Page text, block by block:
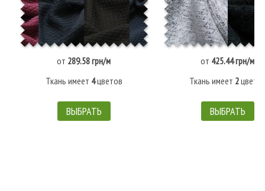
от 289.58 грн/м
Ткань имеет 4цветов
ВЫБРАТЬ
от 425.44 грн/м
Ткань имеет 2
ВЫБРАТЬ